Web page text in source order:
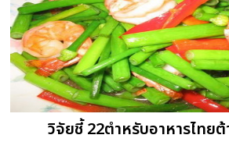
วิจัยชี้ 22ตำหรับอาหารไทยต้